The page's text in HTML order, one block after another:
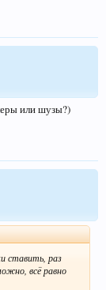
или шузы?)
ставить, раз
всё равно